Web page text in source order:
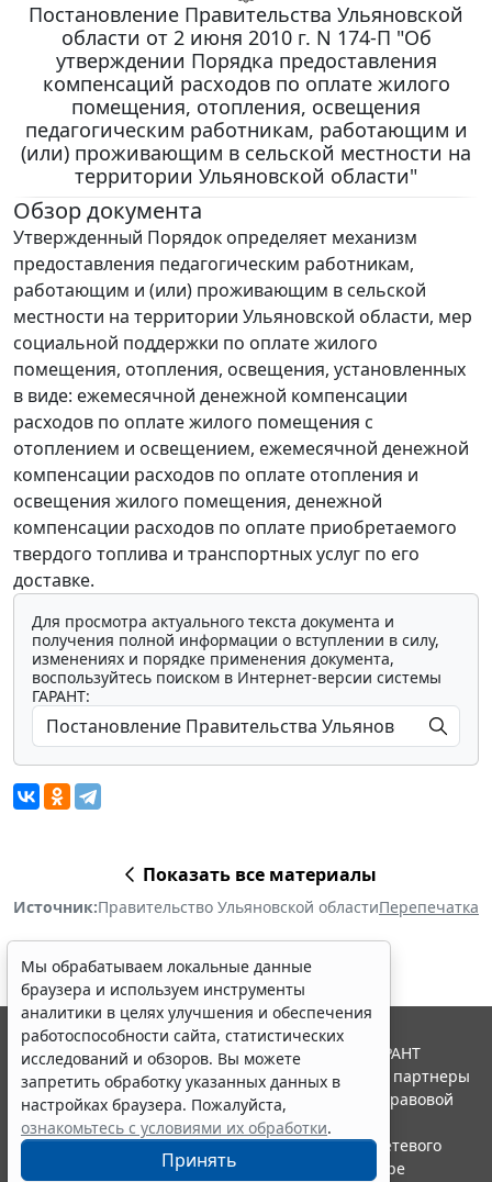
Постановление Правительства Ульяновской
области от 2 июня 2010 г. N 174-П "Об
утверждении Порядка предоставления
компенсаций расходов по оплате жилого
помещения, отопления, освещения
педагогическим работникам, работающим и
(или) проживающим в сельской местности на
территории Ульяновской области"
Обзор документа
Утвержденный Порядок определяет механизм
предоставления педагогическим работникам,
работающим и (или) проживающим в сельской
местности на территории Ульяновской области, мер
социальной поддержки по оплате жилого
помещения, отопления, освещения, установленных
в виде: ежемесячной денежной компенсации
расходов по оплате жилого помещения с
отоплением и освещением, ежемесячной денежной
компенсации расходов по оплате отопления и
освещения жилого помещения, денежной
компенсации расходов по оплате приобретаемого
твердого топлива и транспортных услуг по его
доставке.
Для просмотра актуального текста документа и
получения полной информации о вступлении в силу,
изменениях и порядке применения документа,
воспользуйтесь поиском в Интернет-версии системы
ГАРАНТ:
Показать все материалы
Источник:Правительство Ульяновской областиПерепечатка
Мы обрабатываем локальные данные
браузера и используем инструменты
аналитики в целях улучшения и обеспечения
работоспособности сайта, статистических
исследований и обзоров. Вы можете
запретить обработку указанных данных в
настройках браузера. Пожалуйста,
ознакомьтесь с условиями их обработки.
Принять
© ООО "НПП "ГАРАНТ-СЕРВИС", 2026. Система ГАРАНТ
выпускается с 1990 года. Компания "Гарант" и ее партнеры
являются участниками Российской ассоциации правовой
информации ГАРАНТ.
Портал ГАРАНТ.РУ зарегистрирован в качестве сетевого
издания Федеральной службой по надзору в сфере